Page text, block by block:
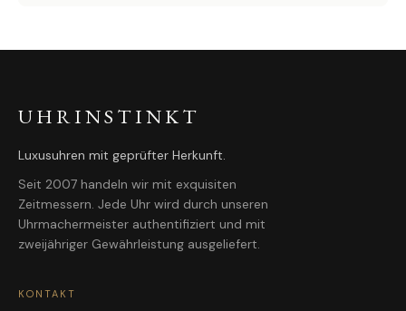
UHRINSTINKT
Luxusuhren mit geprüfter Herkunft.
Seit 2007 handeln wir mit exquisiten
Zeitmessern. Jede Uhr wird durch unseren
Uhrmachermeister authentifiziert und mit
zweijähriger Gewährleistung ausgeliefert.
KONTAKT